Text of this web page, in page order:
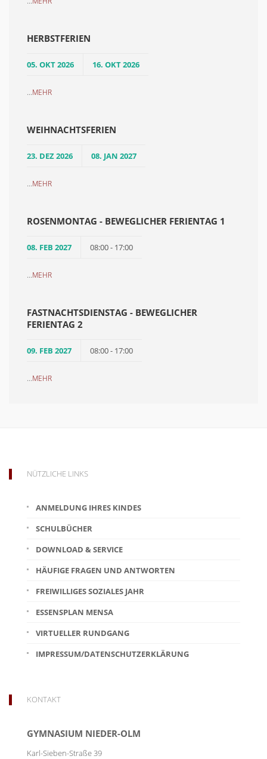
HERBSTFERIEN
05. OKT 2026 16. OKT 2026
...MEHR
WEIHNACHTSFERIEN
23. DEZ 2026 08. JAN 2027
...MEHR
ROSENMONTAG - BEWEGLICHER FERIENTAG 1
08. FEB 2027 08:00 - 17:00
...MEHR
FASTNACHTSDIENSTAG - BEWEGLICHER
FERIENTAG 2
09. FEB 2027 08:00 - 17:00
...MEHR
NÜTZLICHE LINKS
ANMELDUNG IHRES KINDES
SCHULBÜCHER
DOWNLOAD & SERVICE
HÄUFIGE FRAGEN UND ANTWORTEN
FREIWILLIGES SOZIALES JAHR
ESSENSPLAN MENSA
VIRTUELLER RUNDGANG
IMPRESSUM/DATENSCHUTZERKLÄRUNG
KONTAKT
GYMNASIUM NIEDER-OLM
Karl-Sieben-Straße 39